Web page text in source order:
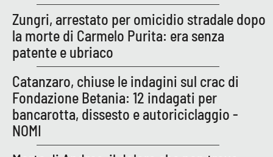
Zungri, arrestato per omicidio stradale dopo
la morte di Carmelo Purita: era senza
patente e ubriaco
Catanzaro, chiuse le indagini sul crac di
Fondazione Betania: 12 indagati per
bancarotta, dissesto e autoriciclaggio -
NOMI